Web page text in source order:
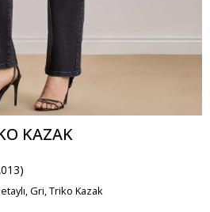
KAZAK
Gri, Triko Kazak